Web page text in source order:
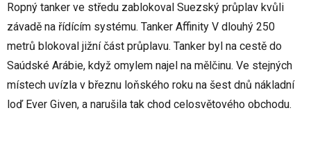
Ropný tanker ve středu zablokoval Suezský průplav kvůli
závadě na řídícím systému. Tanker Affinity V dlouhý 250
metrů blokoval jižní část průplavu. Tanker byl na cestě do
Saúdské Arábie, když omylem najel na mělčinu. Ve stejných
místech uvízla v březnu loňského roku na šest dnů nákladní
loď Ever Given, a narušila tak chod celosvětového obchodu.